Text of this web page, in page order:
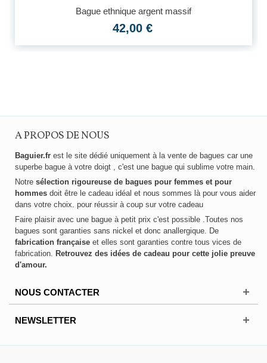
Bague ethnique argent massif
42,00 €
A PROPOS DE NOUS
Baguier.fr est le site dédié uniquement à la vente de bagues car une
superbe bague à votre doigt , c'est une bague qui sublime votre main.
Notre sélection rigoureuse de bagues pour femmes et pour
hommes doit être le cadeau idéal et nous sommes là pour vous aider
dans votre choix. pour réussir à coup sur votre cadeau
Faire plaisir avec une bague à petit prix c'est possible .Toutes nos
bagues sont garanties sans nickel et donc anallergique. De
fabrication française et elles sont garanties contre tous vices de
fabrication. Retrouvez des idées de cadeau pour cette jolie preuve
d'amour.
NOUS CONTACTER
NEWSLETTER